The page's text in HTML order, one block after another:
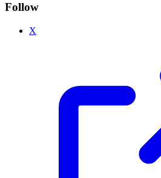
Follow
X